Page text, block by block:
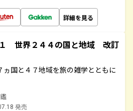
詳細を見る
世界２４４の国と地域 改訂
ヵ国と４７地域を旅の雑学とともに
発売